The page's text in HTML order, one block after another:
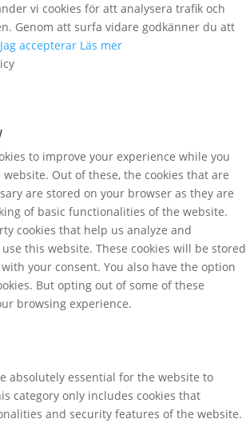
vi cookies för att analysera trafik och
Genom att surfa vidare godkänner du att
Jag accepterar Läs mer
to improve your experience while you
Out of these, the cookies that are
are stored on your browser as they are
of basic functionalities of the website.
cookies that help us analyze and
this website. These cookies will be stored
your consent. You also have the option
But opting out of some of these
browsing experience.
absolutely essential for the website to
category only includes cookies that
and security features of the website.